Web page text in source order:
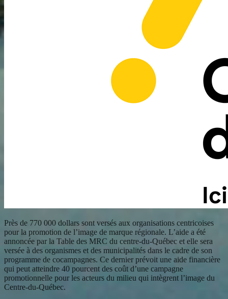
Près de 770 000 dollars sont versés aux organisations centricoises
pour la promotion de l’image de marque régionale. L’aide a été
annoncée par la Table des MRC du centre-du-Québec et elle sera
versée à des organismes et des municipalités dans le cadre de son
programme de cocampagnes. Ce dernier prévoit une aide financière
qui peut atteindre 40 pourcent des coût d’une campagne
promotionnelle pour les acteurs du milieu qui intègrent l’image du
Centre-du-Québec.